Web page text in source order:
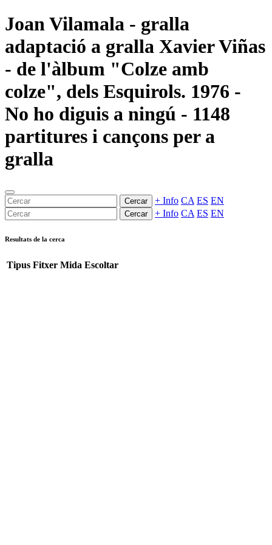
Joan Vilamala - gralla
adaptació a gralla Xavier Viñas
- de l'àlbum "Colze amb
colze", dels Esquirols. 1976 -
No ho diguis a ningú - 1148
partitures i cançons per a
gralla
Cercar + Info CA ES EN
Cercar + Info CA ES EN
Resultats de la cerca
Tipus Fitxer Mida Escoltar